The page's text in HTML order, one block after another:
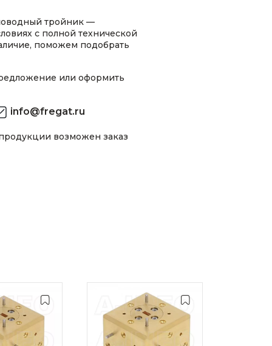
тройник —
с полной технической
поможем подобрать
или оформить
info@fregat.ru
возможен заказ